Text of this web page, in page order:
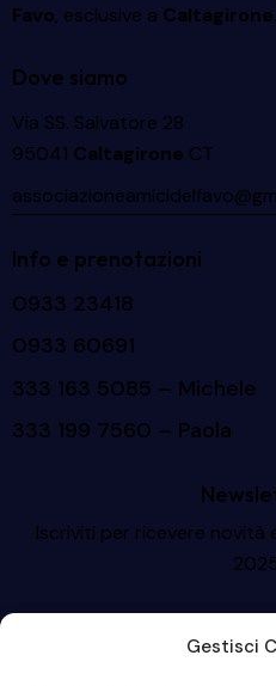
Gestisci
Favo, esclusive a Caltagirone.
Dove siamo
Via SS. Salvatore 28
95041 Caltagirone CT
Info e prenotazioni
0933 23418
0933 60691
333 163 5085 – Michele
333 199 7560 – Paola
Iscriviti per ricevere novità